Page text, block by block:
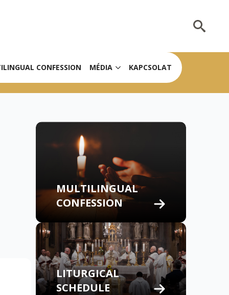
CONFESSION MÉDIA KAPCSOLAT
MULTILINGUAL
CONFESSION
LITURGICAL
SCHEDULE